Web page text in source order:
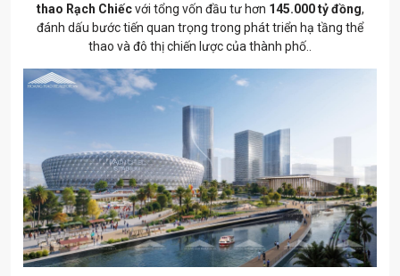
thao Rạch Chiếcvới tổng vốn đầu tư hơn 145.000 tỷ đồng,
đánh dấu bước tiến quan trọng trong phát triển hạ tầng thể
thao và đô thị chiến lược của thành phố..